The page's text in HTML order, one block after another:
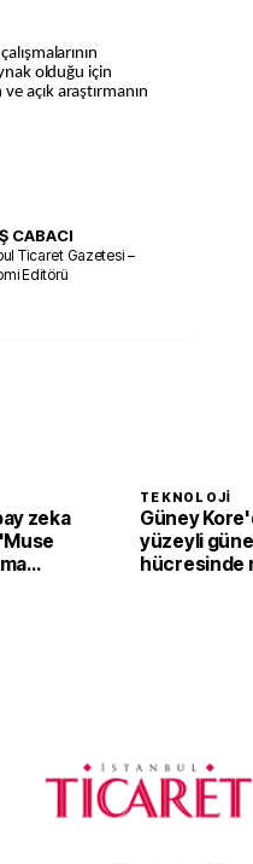
olduğu için
açık araştırmanın
CABACI
Ticaret Gazetesi –
Editörü
zeka
TEKNOLOJI
Güney
yüzeyli
hücresinde